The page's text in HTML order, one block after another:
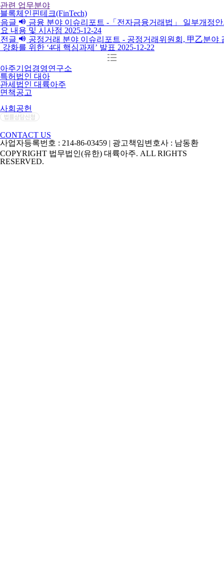
관련 업무분야
블록체인핀테크(FinTech)
글
금융 분야 이슈리포트 -「전자금융거래법」 일부개정
내용 및 시사점 2025-12-24
글
공정거래 분야 이슈리포트 - 공정거래위원회, 甲乙분야
강화를 위한 ‘4대 핵심과제’ 발표 2025-12-22
아주기업경영연구소
특허법인 대아
관세법인 대륙아주
면책공고
사회공헌
CONTACT US
사업자등록번호 : 214-86-03459 | 광고책임변호사 : 남동환
COPYRIGHT 법무법인(유한) 대륙아주. ALL RIGHTS
RESERVED.